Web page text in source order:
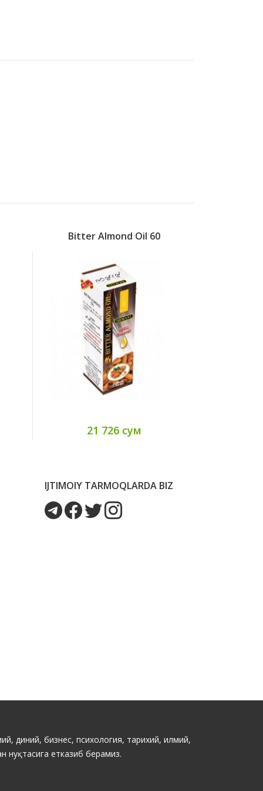
Bitter Almond Oil 60
21 726 сум
IJTIMOIY TARMOQLARDA BIZ
диний, бизнес, психология, тарихий, илмий,
нуқтасига етказиб берамиз.